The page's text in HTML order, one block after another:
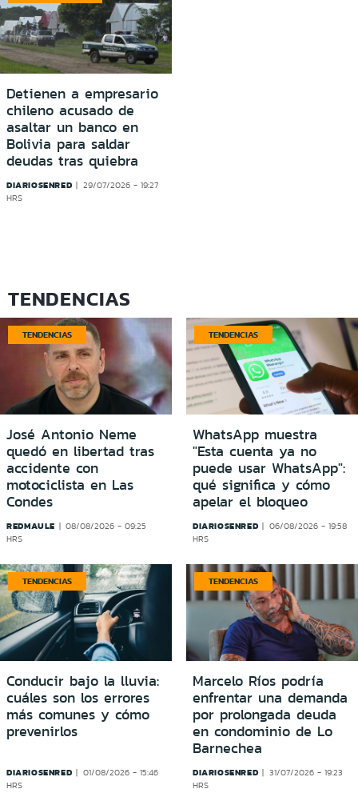
Detienen a empresario
chileno acusado de
asaltar un banco en
Bolivia para saldar
deudas tras quiebra
DIARIOSENRED
29/07/2026 - 19:27
HRS
TENDENCIAS
TENDENCIAS
José Antonio Neme
quedó en libertad tras
accidente con
motociclista en Las
Condes
REDMAULE
08/08/2026 - 09:25
HRS
TENDENCIAS
WhatsApp muestra
"Esta cuenta ya no
puede usar WhatsApp":
qué significa y cómo
apelar el bloqueo
DIARIOSENRED
06/08/2026 - 19:58
HRS
TENDENCIAS
Conducir bajo la lluvia:
cuáles son los errores
más comunes y cómo
prevenirlos
DIARIOSENRED
01/08/2026 - 15:46
HRS
TENDENCIAS
Marcelo Ríos podría
enfrentar una demanda
por prolongada deuda
en condominio de Lo
Barnechea
DIARIOSENRED
31/07/2026 - 19:23
HRS